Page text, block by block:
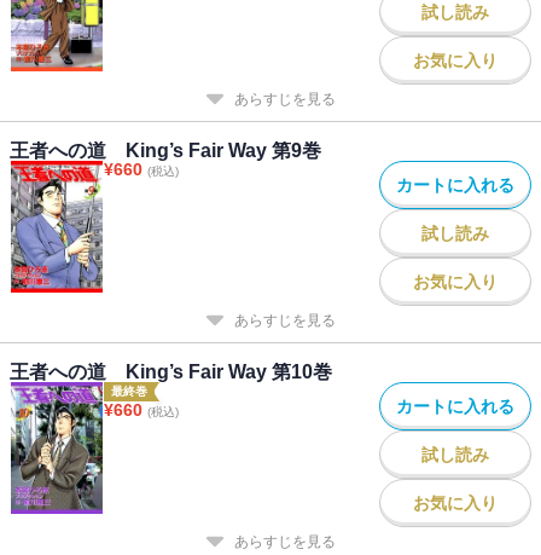
試し読み
お気に入り
あらすじを見る
王者への道 King’s Fair Way 第9巻
¥660 (税込)
カートに入れる
試し読み
お気に入り
あらすじを見る
王者への道 King’s Fair Way 第10巻
最終巻
¥660 (税込) カートに入れる
試し読み
お気に入り
あらすじを見る